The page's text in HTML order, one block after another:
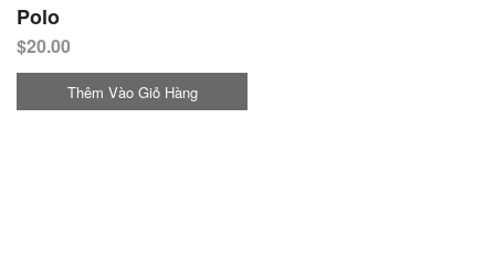
Polo
$20.00
Thêm Vào Giỏ Hàng